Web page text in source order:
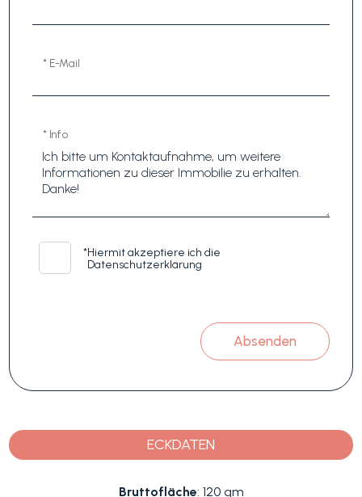
* E-Mail
* Info
*Hiermit akzeptiere ich die
Datenschutzerklärung
Absenden
ECKDATEN
Bruttofläche: 120 qm